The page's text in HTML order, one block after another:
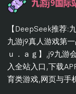
【DeepSeek推荐:
九游j9真人游戏第
ｕ．ａｇ】,j9九游
入全站入口,下载
育类游戏,网页与手